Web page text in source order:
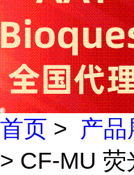
首页 > 产品
> CF-MU